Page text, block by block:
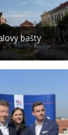
bašty